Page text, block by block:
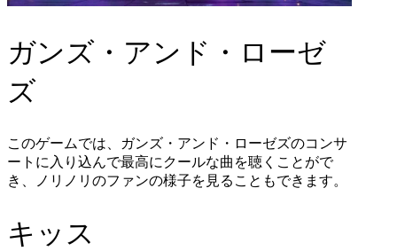
ガンズ・アンド・ローゼ
ズ
このゲームでは、ガンズ・アンド・ローゼズのコンサ
ートに入り込んで最高にクールな曲を聴くことがで
き、ノリノリのファンの様子を見ることもできます。
キッス